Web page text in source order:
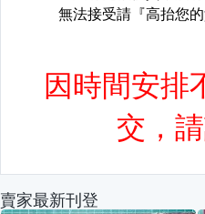
賣家最新刊登